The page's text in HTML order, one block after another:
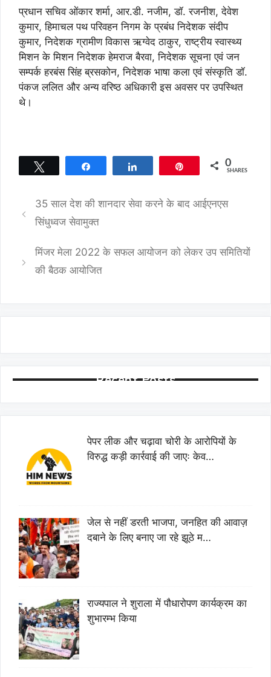
प्रधान सचिव ओंकार शर्मा, आर.डी. नजीम, डॉ. रजनीश, देवेश
कुमार, हिमाचल पथ परिवहन निगम के प्रबंध निदेशक संदीप
कुमार, निदेशक ग्रामीण विकास ऋग्वेद ठाकुर, राष्ट्रीय स्वास्थ्य
मिशन के मिशन निदेशक हेमराज बैरवा, निदेशक सूचना एवं जन
सम्पर्क हरबंस सिंह ब्रसकोन, निदेशक भाषा कला एवं संस्कृति डॉ.
पंकज ललित और अन्य वरिष्ठ अधिकारी इस अवसर पर उपस्थित
थे।
0
SHARES
35 साल देश की शानदार सेवा करने के बाद आईएनएस
सिंधुध्वज सेवामुक्त
मिंजर मेला 2022 के सफल आयोजन को लेकर उप समितियों
की बैठक आयोजित
Recent Posts
पेपर लीक और चढ़ावा चोरी के आरोपियों के
विरुद्ध कड़ी कार्रवाई की जाएः केव…
जेल से नहीं डरती भाजपा, जनहित की आवाज़
दबाने के लिए बनाए जा रहे झूठे म…
राज्यपाल ने शुराला में पौधारोपण कार्यक्रम का
शुभारम्भ किया